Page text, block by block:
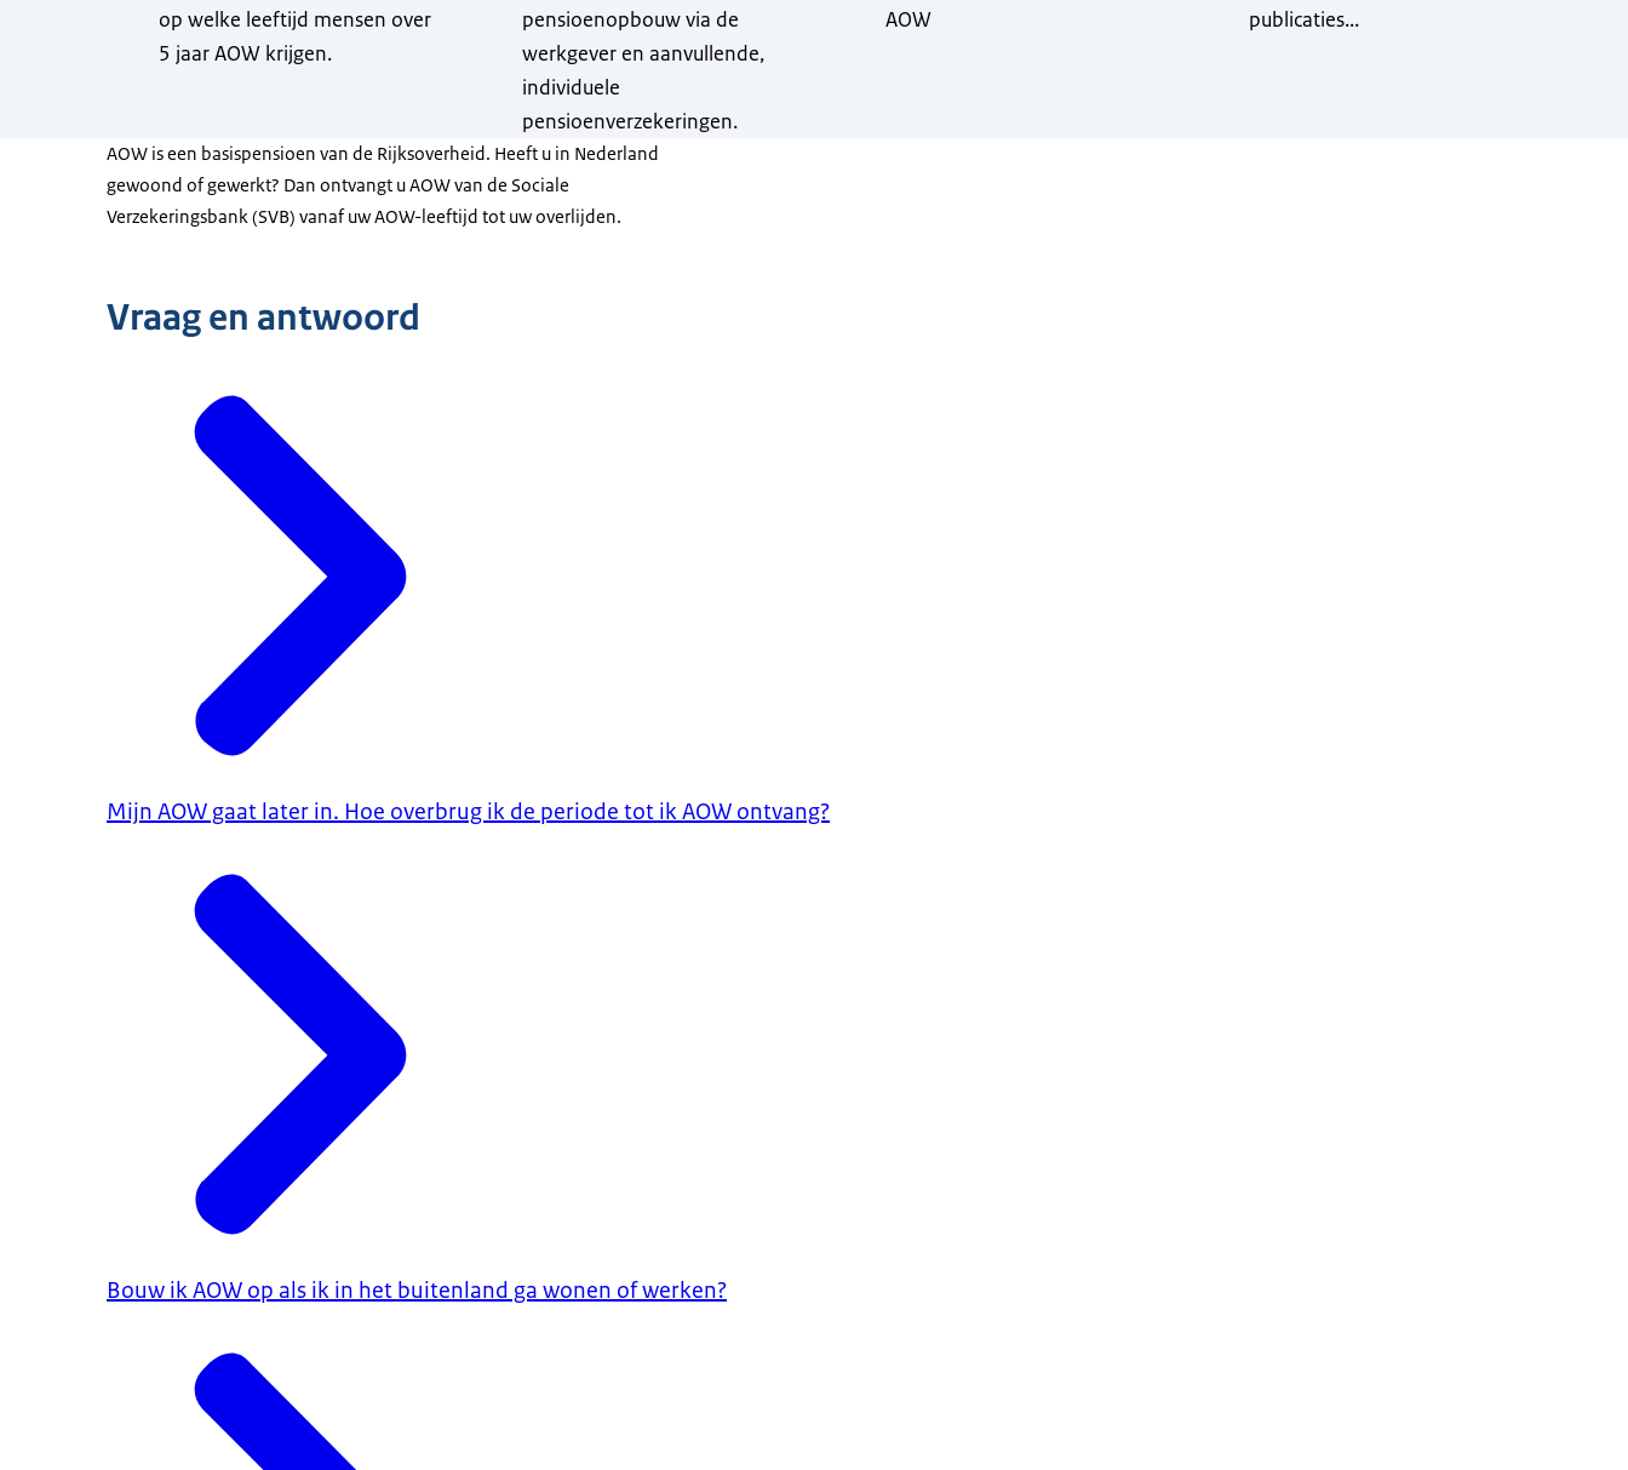
op welke leeftijd mensen over
5 jaar AOW krijgen.
pensioenopbouw via de
werkgever en aanvullende,
individuele
pensioenverzekeringen.
AOW
publicaties...
AOW is een basispensioen van de Rijksoverheid. Heeft u in Nederland
gewoond of gewerkt? Dan ontvangt u AOW van de Sociale
Verzekeringsbank (SVB) vanaf uw AOW-leeftijd tot uw overlijden.
Vraag en antwoord
Mijn AOW gaat later in. Hoe overbrug ik de periode tot ik AOW ontvang?
Bouw ik AOW op als ik in het buitenland ga wonen of werken?